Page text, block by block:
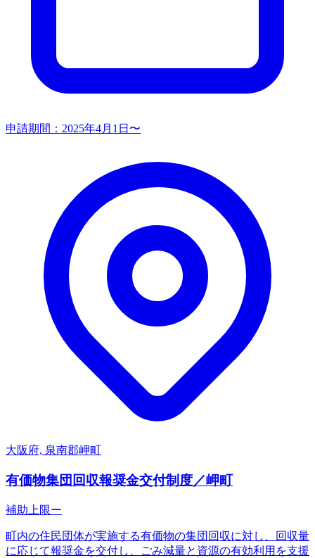
申請期間： 2025年4月1日〜
大阪府, 泉南郡岬町
有価物集団回収報奨金交付制度／岬町
補助上限ー
町内の住民団体が実施する有価物の集団回収に対し、回収量
に応じて報奨金を交付し、ごみ減量と資源の有効利用を支援